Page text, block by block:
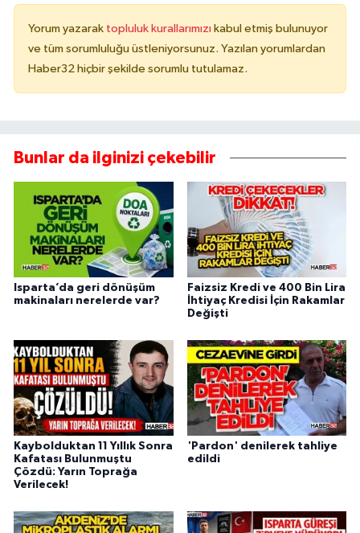
Yorum yazarak topluluk kurallarımızı kabul etmiş bulunuyor
ve tüm sorumluluğu üstleniyorsunuz. Yazılan yorumlardan
Haber32 hiçbir şekilde sorumlu tutulamaz.
Bunlar da ilginizi çekebilir
Isparta’da geri dönüşüm
makinaları nerelerde var?
Faizsiz Kredi ve 400 Bin Lira
İhtiyaç Kredisi İçin Rakamlar
Değişti
Kaybolduktan 11 Yıllık Sonra
Kafatası Bulunmuştu
Çözdü: Yarın Toprağa
Verilecek!
'Pardon' denilerek tahliye
edildi